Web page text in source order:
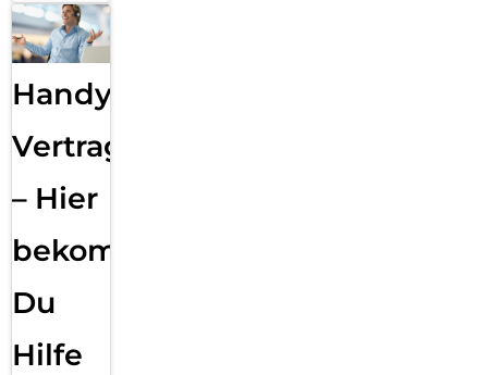
Handy
Vertragsabwicklung
– Hier
bekommst
Du
Hilfe